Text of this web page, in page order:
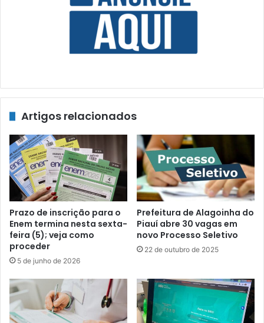
Artigos relacionados
Prazo de inscrição para o
Enem termina nesta sexta-
feira (5); veja como
proceder
5 de junho de 2026
Prefeitura de Alagoinha do
Piauí abre 30 vagas em
novo Processo Seletivo
22 de outubro de 2025